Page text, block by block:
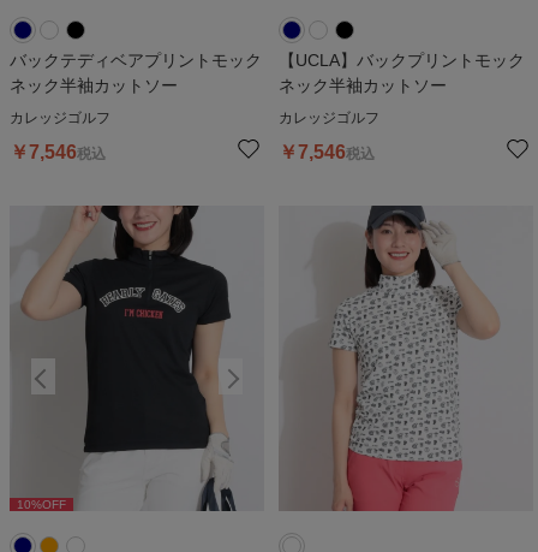
バックテディベアプリントモック
ネック半袖カットソー
カレッジゴルフ
￥7,546税込
【UCLA】バックプリントモック
ネック半袖カットソー
カレッジゴルフ
￥7,546税込
10%OFF